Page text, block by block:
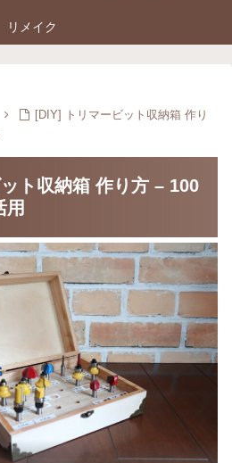
リメイク
[DIY] トリマービット収納箱 作り
ト収納箱 作り方 – 100
用